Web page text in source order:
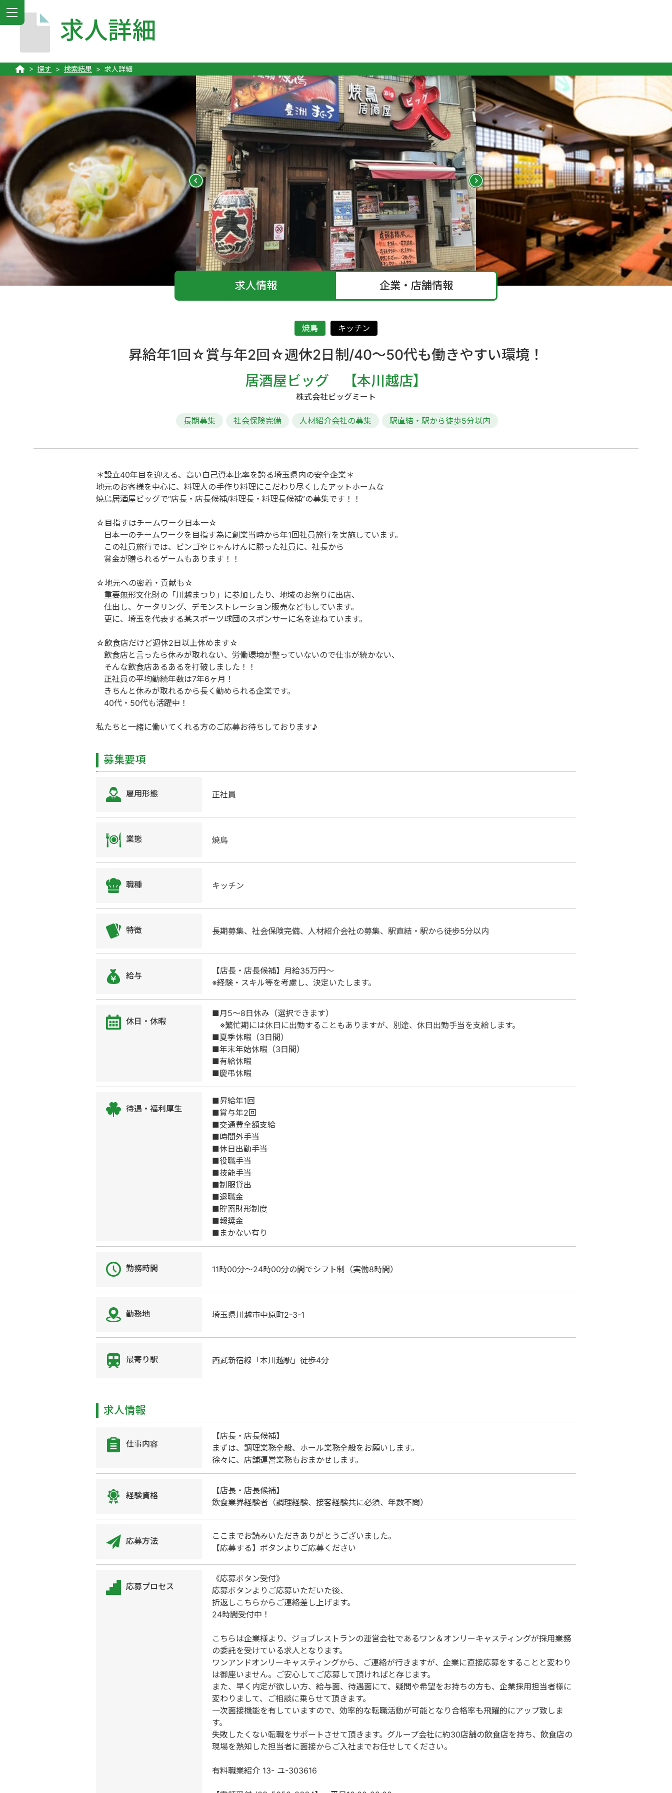
MENU
求人詳細
探す 検索結果 求人詳細
求人情報 企業・店舗情報
焼鳥 キッチン
昇給年1回☆賞与年2回☆週休2日制/40～50代も働きやすい環境！
居酒屋ビッグ 【本川越店】
株式会社ビッグミート
長期募集 社会保険完備 人材紹介会社の募集 駅直結・駅から徒歩5分以内
＊設立40年目を迎える、高い自己資本比率を誇る埼玉県内の安全企業＊
地元のお客様を中心に、料理人の手作り料理にこだわり尽くしたアットホームな
焼鳥居酒屋ビッグで“店長・店長候補/料理長・料理長候補”の募集です！！
☆目指すはチームワーク日本一☆
日本一のチームワークを目指す為に創業当時から年1回社員旅行を実施しています。
この社員旅行では、ビンゴやじゃんけんに勝った社員に、社長から
賞金が贈られるゲームもあります！！
☆地元への密着・貢献も☆
重要無形文化財の「川越まつり」に参加したり、地域のお祭りに出店、
仕出し、ケータリング、デモンストレーション販売などもしています。
更に、埼玉を代表する某スポーツ球団のスポンサーに名を連ねています。
☆飲食店だけど週休2日以上休めます☆
飲食店と言ったら休みが取れない、労働環境が整っていないので仕事が続かない、
そんな飲食店あるあるを打破しました！！
正社員の平均勤続年数は7年6ヶ月！
きちんと休みが取れるから長く勤められる企業です。
40代・50代も活躍中！
私たちと一緒に働いてくれる方のご応募お待ちしております♪
募集要項
雇用形態 正社員
業態 焼鳥
職種 キッチン
特徴 長期募集、社会保険完備、人材紹介会社の募集、駅直結・駅から徒歩5分以内
給与
【店長・店長候補】月給35万円～
※経験・スキル等を考慮し、決定いたします。
休日・休暇
■月5～8日休み（選択できます）
※繁忙期には休日に出勤することもありますが、別途、休日出勤手当を支給します。
■夏季休暇（3日間）
■年末年始休暇（3日間）
■有給休暇
■慶弔休暇
待遇・福利厚生
■昇給年1回
■賞与年2回
■交通費全額支給
■時間外手当
■休日出勤手当
■役職手当
■技能手当
■制服貸出
■退職金
■貯蓄財形制度
■報奨金
■まかない有り
勤務時間 11時00分～24時00分の間でシフト制（実働8時間）
勤務地 埼玉県川越市中原町2-3-1
最寄り駅 西武新宿線「本川越駅」徒歩4分
求人情報
仕事内容
【店長・店長候補】
まずは、調理業務全般、ホール業務全般をお願いします。
徐々に、店舗運営業務もおまかせします。
経験資格
【店長・店長候補】
飲食業界経験者（調理経験、接客経験共に必須、年数不問）
応募方法
ここまでお読みいただきありがとうございました。
【応募する】ボタンよりご応募ください
応募プロセス
《応募ボタン受付》
応募ボタンよりご応募いただいた後、
折返しこちらからご連絡差し上げます。
24時間受付中！
こちらは企業様より、ジョブレストランの運営会社であるワン＆オンリーキャスティングが採用業務
の委託を受けている求人となります。
ワンアンドオンリーキャスティングから、ご連絡が行きますが、企業に直接応募をすることと変わり
は御座いません。ご安心してご応募して頂ければと存じます。
また、早く内定が欲しい方、給与面、待遇面にて、疑問や希望をお持ちの方も、企業採用担当者様に
変わりまして、ご相談に乗らせて頂きます。
一次面接機能を有していますので、効率的な転職活動が可能となり合格率も飛躍的にアップ致しま
す。
失敗したくない転職をサポートさせて頂きます。グループ会社に約30店舗の飲食店を持ち、飲食店の
現場を熟知した担当者に面接からご入社までお任せしてください。
有料職業紹介 13- ユ-303616